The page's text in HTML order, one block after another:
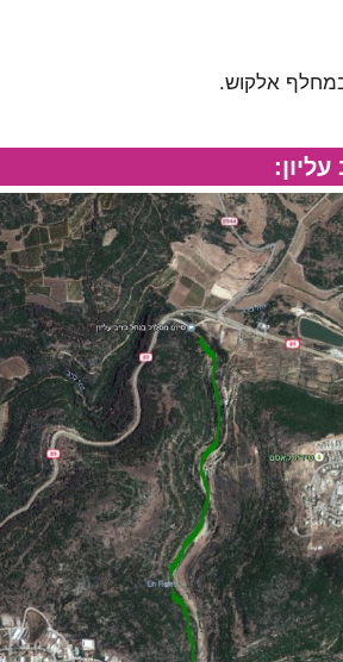
אלקוש.